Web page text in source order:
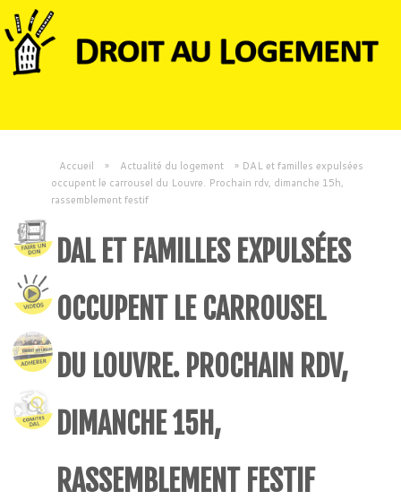
Accueil » Actualité du logement » DAL et familles expulsées
occupent le carrousel du Louvre. Prochain rdv, dimanche 15h,
rassemblement festif
DAL ET FAMILLES EXPULSÉES
OCCUPENT LE CARROUSEL
DU LOUVRE. PROCHAIN RDV,
DIMANCHE 15H,
RASSEMBLEMENT FESTIF